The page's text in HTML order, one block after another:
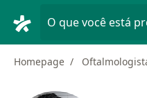
O que você está
Homepage